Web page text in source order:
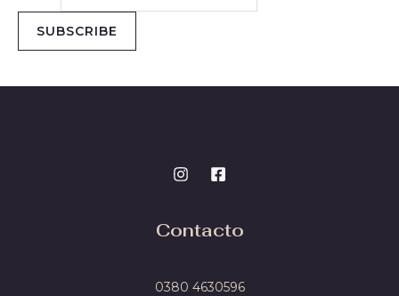
SUBSCRIBE
Contacto
0380 4630596